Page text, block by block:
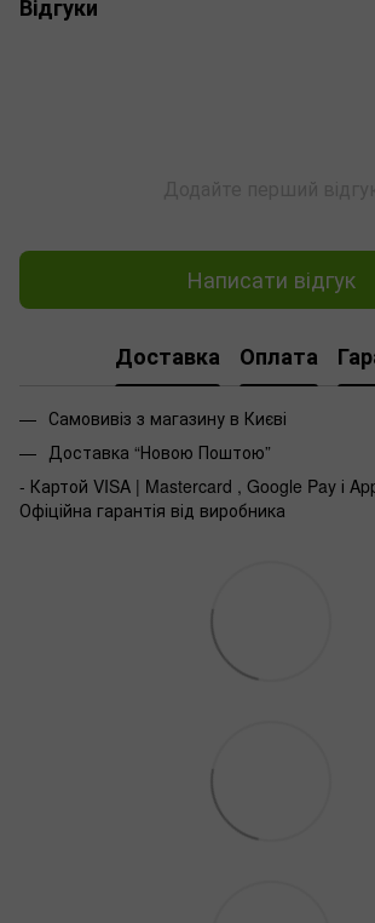
Відгуки
Написати відгук
Доставка Оплата
Самовивіз з магазину в Києві
Доставка “Новою Поштою”
- Картой VISA | Mastercard , Google Pay і
Офіційна гарантія від виробника